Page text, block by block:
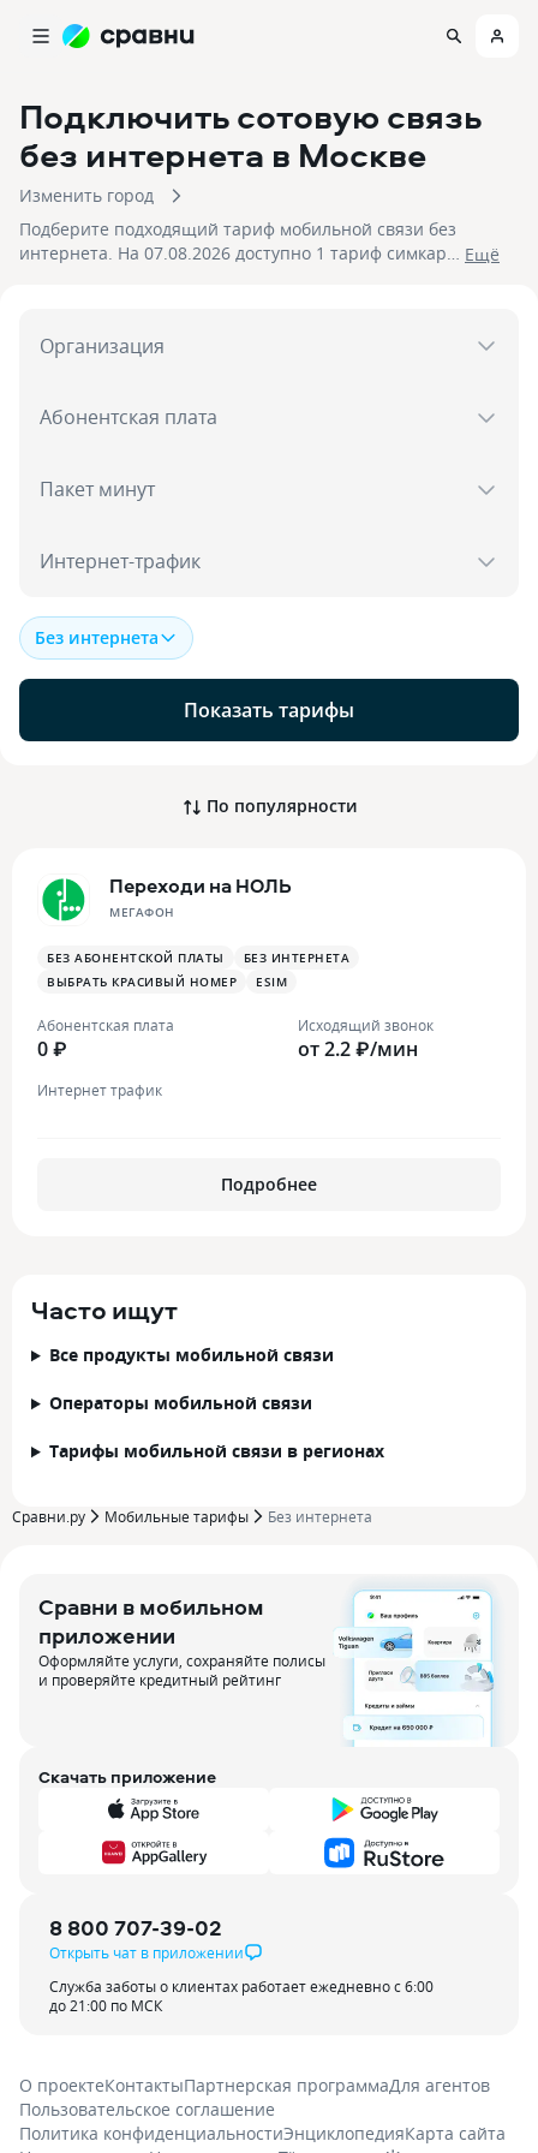
Подключить сотовую связь
без интернета в Москве
Изменить город
Подберите подходящий тариф мобильной связи без
интернета. На 07.08.2026 доступно 1 тариф симкарт Eщё
Организация
Абонентская плата
Пакет минут
Интернет-трафик
Показать тарифы
Без интернета
По популярности
Переходи на НОЛЬ
МЕГАФОН
БЕЗ АБОНЕНТСКОЙ ПЛАТЫ
БЕЗ ИНТЕРНЕТА
ВЫБРАТЬ КРАСИВЫЙ НОМЕР
ESIM
Абонентская плата
0 ₽
Исходящий звонок
от 2.2 ₽/мин
Интернет трафик
Подробнее
Часто ищут
Все продукты мобильной связи
Операторы мобильной связи
Тарифы мобильной связи в регионах
Сравни.ру Мобильные тарифы Без интернета
Сравни в мобильном
приложении
Оформляйте услуги, сохраняйте полисы
и проверяйте кредитный рейтинг
Скачать приложение
8 800 707-39-02
Открыть чат в приложении
Служба заботы о клиентах работает ежедневно с 6:00
до 21:00 по МСК
О проектеКонтактыПартнерская программаДля агентов
Пользовательское соглашение
Политика конфиденциальностиЭнциклопедияКарта сайта